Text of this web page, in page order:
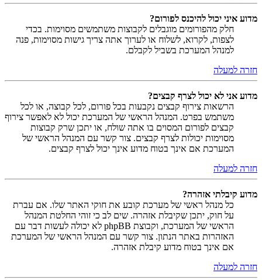
מדוע איני יכול להיכנס לפורום?
חלק מהפורומים מוגבלים לקבוצות משתמשים מסוימות. בכדי
לצפות, לקרוא, לשלוח או לערוך אתה צריך גישות מסוימות, פנה
למנהל המערכת בשביל לקבלם.
חזרה למעלה
מדוע אני לא יכול לצרף קבצים?
הרשאות צירוף קבצים נקבעות בכל פורום, לכל קבוצה, או לכל
משתמש בפרט. המנהל הראשי של המערכת יכול לא לאפשר צירוף
קבצים לפורום המסוים בו אתה שולח, או יתכן שרק קבוצות
מסוימות יכולות לצרף קבצים. צור קשר עם המנהל הראשי של
המערכת אם אינך בטוח מדוע אינך יכול לצרף קבצים.
חזרה למעלה
מדוע קיבלתי אזהרה?
כל מנהל ראשי של מערכת קובע את חוקי האתר שלו. אם עברת
על חוק, יתכן שקיבלת אזהרה. שים לב כי זוהי החלטת המנהל
הראשי של המערכת, וקבוצת phpBB לא יכולה לעשות דבר עם
האזהרות באתר הנתון. צור קשר עם המנהל הראשי של המערכת
אם אינך בטוח מדוע קיבלת אזהרה.
חזרה למעלה